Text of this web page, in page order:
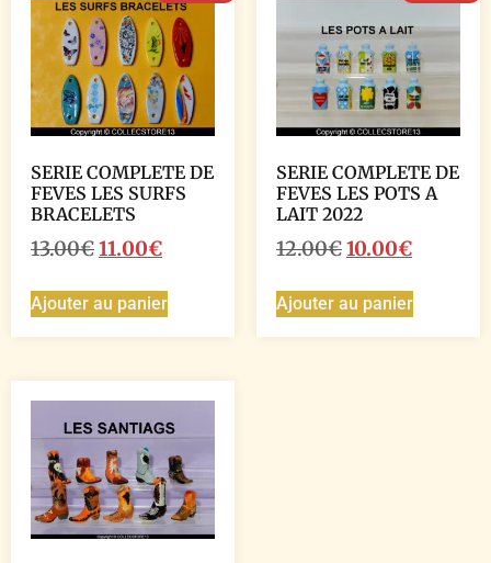
SERIE COMPLETE DE
FEVES LES SURFS
BRACELETS
13.00€11.00€
Ajouter au panier
SERIE COMPLETE DE
FEVES LES POTS A
LAIT 2022
12.00€10.00€
Ajouter au panier